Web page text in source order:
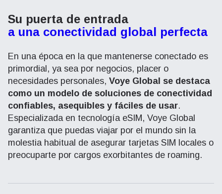
Su puerta de entrada
a una conectividad global perfecta
En una época en la que mantenerse conectado es
primordial, ya sea por negocios, placer o
necesidades personales, Voye Global se destaca
como un modelo de soluciones de conectividad
confiables, asequibles y fáciles de usar.
Especializada en tecnología eSIM, Voye Global
garantiza que puedas viajar por el mundo sin la
molestia habitual de asegurar tarjetas SIM locales o
preocuparte por cargos exorbitantes de roaming.